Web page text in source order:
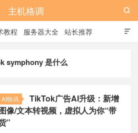
主机格调

教程 服务器大全 站长推荐

symphony 是什么
AI快讯
TikTok广告AI升级：新增
像/文本转视频，虚拟人为你“带
”